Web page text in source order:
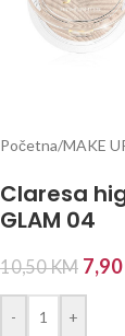
Početna/MAKE
Claresa
GLAM 04
10,50KM 7,90
- +